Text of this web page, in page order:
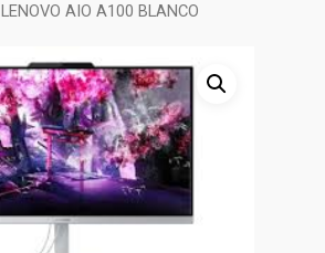
LENOVO AIO A100 BLANCO